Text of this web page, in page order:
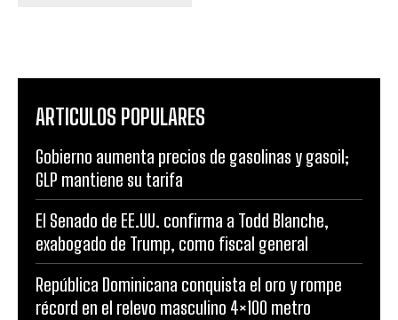
ARTICULOS POPULARES
Gobierno aumenta precios de gasolinas y gasoil;
GLP mantiene su tarifa
El Senado de EE.UU. confirma a Todd Blanche,
exabogado de Trump, como fiscal general
República Dominicana conquista el oro y rompe
récord en el relevo masculino 4×100 metro